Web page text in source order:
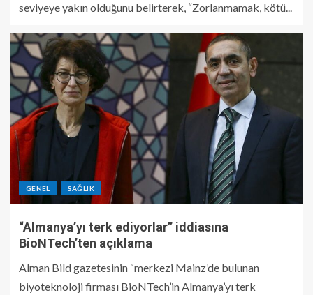
seviyeye yakın olduğunu belirterek, “Zorlanmamak, kötü...
GENEL SAĞLIK
“Almanya’yı terk ediyorlar” iddiasına
BioNTech’ten açıklama
Alman Bild gazetesinin “merkezi Mainz’de bulunan
biyoteknoloji firması BioNTech’in Almanya’yı terk